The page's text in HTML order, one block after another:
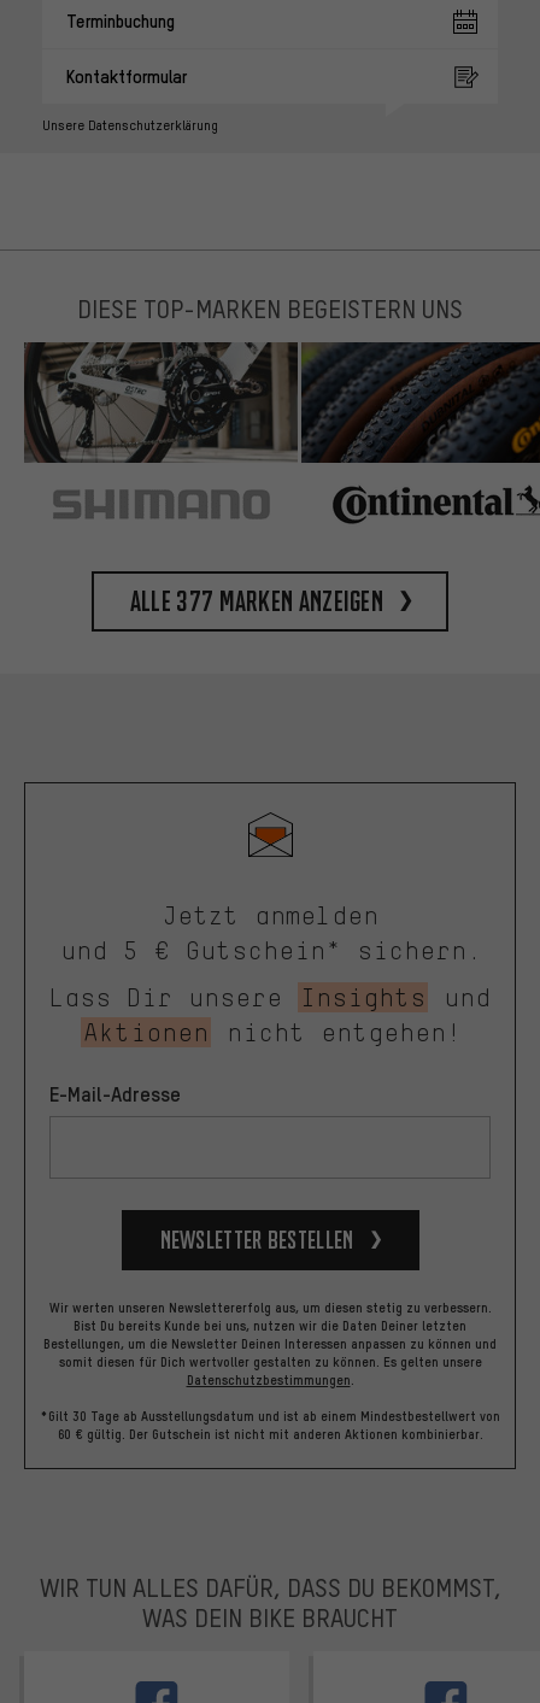
Terminbuchung
Kontaktformular
Unsere Datenschutzerklärung
DIESE TOP-MARKEN BEGEISTERN UNS
Alle 377 Marken anzeigen
Jetzt anmelden
und 5 € Gutschein* sichern.
Lass Dir unsere
Insights
und
Aktionen
nicht entgehen!
E-Mail-Adresse
Newsletter bestellen
Wir werten unseren Newslettererfolg aus, um diesen stetig zu verbessern.
Bist Du bereits Kunde bei uns, nutzen wir die Daten Deiner letzten
Bestellungen, um die Newsletter Deinen Interessen anpassen zu können und
somit diesen für Dich wertvoller gestalten zu können. Es gelten unsere
Datenschutzbestimmungen.
*Gilt 30 Tage ab Ausstellungsdatum und ist ab einem Mindestbestellwert von
60 € gültig. Der Gutschein ist nicht mit anderen Aktionen kombinierbar.
WIR TUN ALLES DAFÜR, DASS DU BEKOMMST,
WAS DEIN BIKE BRAUCHT